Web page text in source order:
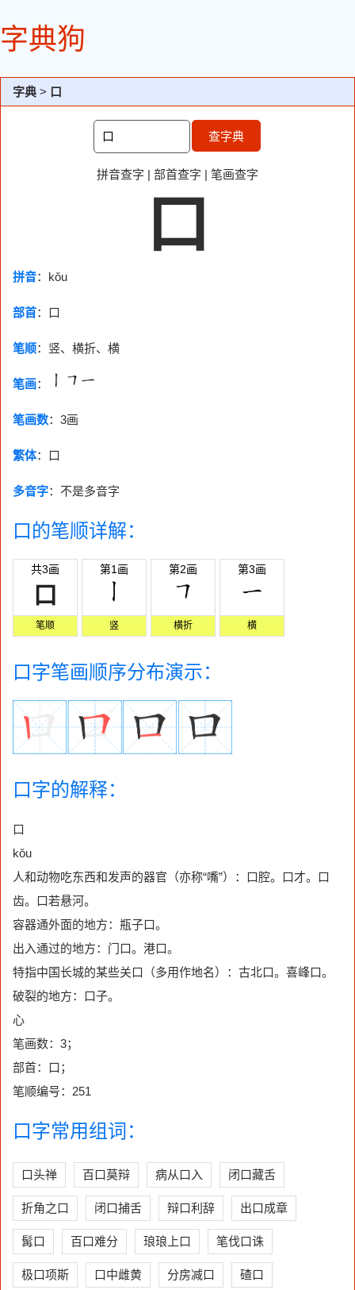
字典狗
字典 > 口
查字典
拼音查字 | 部首查字 | 笔画查字
口
拼音：kǒu
部首： 口
笔顺：竖、横折、横
笔画：
笔画数： 3画
繁体：口
多音字：不是多音字
口的笔顺详解：
共3画
口
笔顺
第1画
竖
第2画
横折
第3画
横
口字笔画顺序分布演示：
口字的解释：
口
kǒu
人和动物吃东西和发声的器官（亦称“嘴”）：口腔。口才。口
齿。口若悬河。
容器通外面的地方：瓶子口。
出入通过的地方：门口。港口。
特指中国长城的某些关口（多用作地名）：古北口。喜峰口。
破裂的地方：口子。
心
笔画数：3；
部首：口；
笔顺编号：251
口字常用组词：
口头禅 百口莫辩 病从口入 闭口藏舌
折角之口 闭口捕舌 辩口利辞 出口成章
髯口 百口难分 琅琅上口 笔伐口诛
极口项斯 口中雌黄 分房减口 碴口